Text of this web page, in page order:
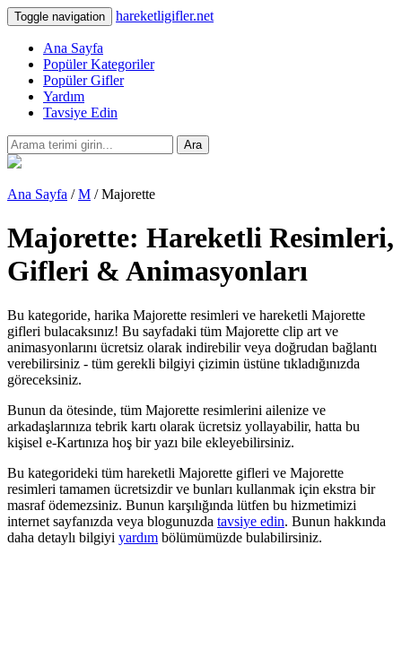
Toggle navigation hareketligifler.net
Ana Sayfa
Popüler Kategoriler
Popüler Gifler
Yardım
Tavsiye Edin
Ara
Ana Sayfa /M / Majorette
Majorette: Hareketli Resimleri,
Gifleri & Animasyonları
Bu kategoride, harika Majorette resimleri ve hareketli Majorette
gifleri bulacaksınız! Bu sayfadaki tüm Majorette clip art ve
animasyonlarını ücretsiz olarak indirebilir veya doğrudan bağlantı
verebilirsiniz - tüm gerekli bilgiyi çizimin üstüne tıkladığınızda
göreceksiniz.
Bunun da ötesinde, tüm Majorette resimlerini ailenize ve
arkadaşlarınıza tebrik kartı olarak ücretsiz yollayabilir, hatta bu
kişisel e-Kartınıza hoş bir yazı bile ekleyebilirsiniz.
Bu kategorideki tüm hareketli Majorette gifleri ve Majorette
resimleri tamamen ücretsizdir ve bunları kullanmak için ekstra bir
masraf ödemezsiniz. Bunun karşılığında lütfen bu hizmetimizi
internet sayfanızda veya blogunuzda tavsiye edin. Bunun hakkında
daha detaylı bilgiyi yardım bölümümüzde bulabilirsiniz.